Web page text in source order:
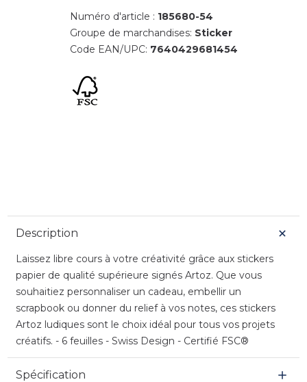
Numéro d'article : 185680-54
Groupe de marchandises: Sticker
Code EAN/UPC: 7640429681454
Description
Laissez libre cours à votre créativité grâce aux stickers
papier de qualité supérieure signés Artoz. Que vous
souhaitiez personnaliser un cadeau, embellir un
scrapbook ou donner du relief à vos notes, ces stickers
Artoz ludiques sont le choix idéal pour tous vos projets
créatifs. - 6 feuilles - Swiss Design - Certifié FSC®
Spécification